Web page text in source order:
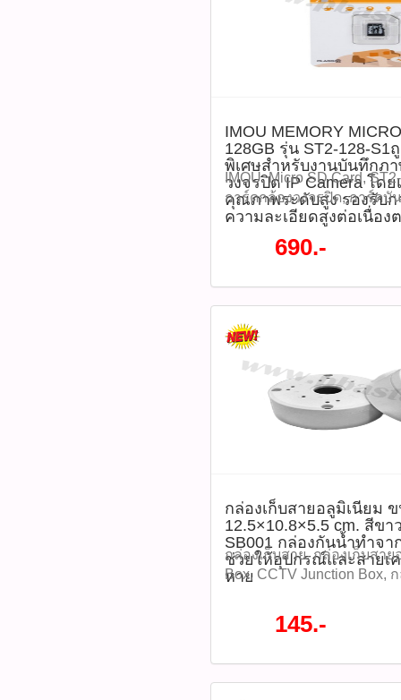
IMOU MEMORY
128GB รุ่น ST2-128-S1
พิเศษสำหรับงานบันทึกภ
วงจรปิด IP Camera โด
คุณภาพระดับสูง รองรับ
ความละเอียดสูงต่อเนื่อง
IMOU, Micro SD Card,
การ์ดกล้องวงจรปิด, การ์ดบั
MicroSDXC, เมมโมรี่การ์ด
การ์ดกันน้ำ, U3, V30, เมมก
IMOU MEMORY MICRO
วีดีโอความละเอียดสูงต่อเนื่
พร้อมคุณสมบัติทนต่อสภาพ
หลาย เหมาะสำหรับใช้งาน
ภายนอกอาคาร ราคา 690
S1(รหัสสินค้า : P05302)
ST2‑128‑S1 (also labeled
NAND Flash Type: 3D TLC,
P/E cycles Durability:
0 °C to 70 °C Waterproof,
anti‑X‑ray Designed for:
Dahua cameras ดาวน์โห
690.-
กล่องเก็บสายอลูมิเนียม
12.5×10.8×5.5 cm. สีขา
SB001 กล่องกันน้ำทำจา
ช่วยให้อุปกรณ์และสายเ
หาย
กล่องเก็บสาย, กล่องเก็บสา
Box, CCTV Junction Box,
อุปกรณ์ติดตั้งกล้อง, อุปกรณ์
Junction Box, กล่องเก็บสา
145.-